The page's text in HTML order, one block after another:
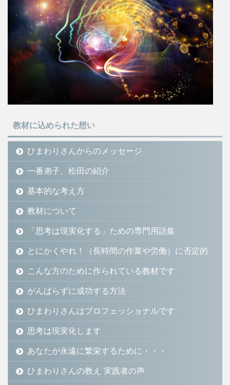
教材に込められた想い
ひまわりさんからのメッセージ
一番弟子、松田の紹介
基本的な考え方
教材について
「思考は現実化する」ための専門用語集
とにかくやれ！（長時間の作業や労働）に否定的
こんな方のために作られている教材です
がんばらずに成功する方法
ひまわりさんはプロフェッショナルです
思考は現実化します
あなたが永遠に繁栄するために・・・
ひまわりさんの教え 実践者の声